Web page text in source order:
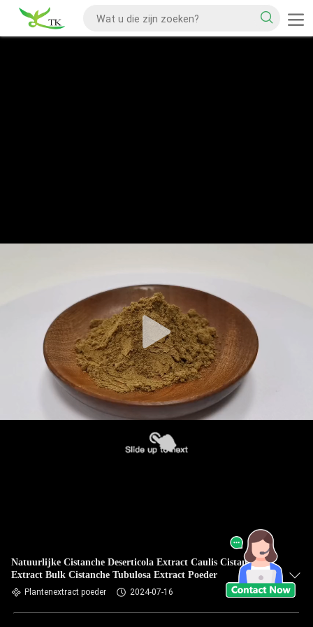
Natuurlijke Cistanche Deserticola Extract Caulis Cistanchis
Extract Bulk Cistanche Tubulosa Extract Poeder
Plantenextract poeder 2024-07-16